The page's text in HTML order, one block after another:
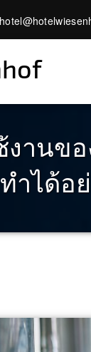
งานข
ำได้อ